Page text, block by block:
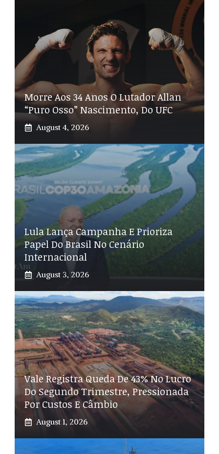
Morre Aos 34 Anos O Lutador Allan
“Puro Osso” Nascimento, Do UFC
August 4, 2026
Lula Lança Campanha E Prioriza
Papel Do Brasil No Cenário
Internacional
August 3, 2026
Vale Registra Queda De 43% No Lucro
Do Segundo Trimestre, Pressionada
Por Custos E Câmbio
August 1, 2026